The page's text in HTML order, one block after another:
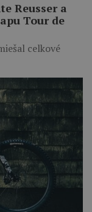
Reusser a
Tour de
celkové